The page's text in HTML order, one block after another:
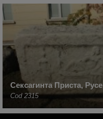
Сексагинта Приста, Русе
Cod 2315